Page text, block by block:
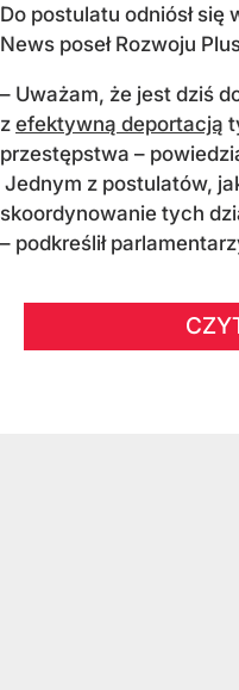
Do postulatu odniósł
News poseł Rozwoju
– Uważam, że jest dziś
z efektywną deportacją
przestępstwa –
Jednym z postulatów,
skoordynowanie tych
– podkreślił